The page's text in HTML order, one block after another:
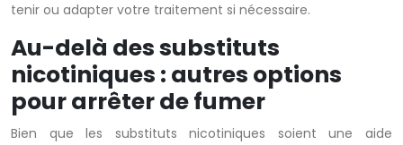
tenir ou adapter votre traitement si nécessaire.
Au-delà des substituts
nicotiniques : autres options
pour arrêter de fumer
Bien que les substituts nicotiniques soient une aide